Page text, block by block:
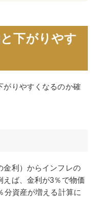
下がりやす
がりやすくなるのか確
金利）からインフレの
えば、金利が3％で物価
分資産が増える計算に